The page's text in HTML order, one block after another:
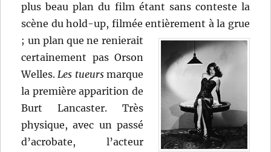
plus beau plan du film étant sans conteste la
scène du hold-up, filmée entièrement à la grue
; un plan que ne renierait
certainement pas Orson
Welles.Les tueursmarque
la première apparition de
Burt Lancaster. Très
physique, avec un passé
d’acrobate, l’acteur